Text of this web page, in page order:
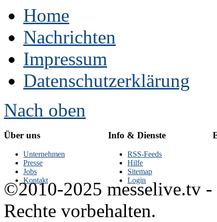
Home
Nachrichten
Impressum
Datenschutzerklärung
Nach oben
Über uns
Unternehmen
Presse
Jobs
Kontakt
Info & Dienste
RSS-Feeds
Hilfe
Sitemap
Login
©2010-2025 messelive.tv -
Rechte vorbehalten.